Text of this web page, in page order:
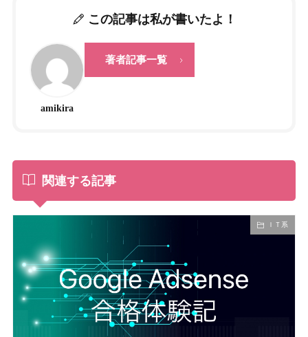
この記事は私が書いたよ！
amikira
著者記事一覧
関連する記事
ＩＴ系